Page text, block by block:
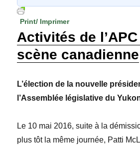
Print/ Imprimer
Activités de
scène canadienne
L’élection de la nouvelle
l’Assemblée législative du
Le 10 mai 2016, suite à la
plus tôt la même journée, Patti